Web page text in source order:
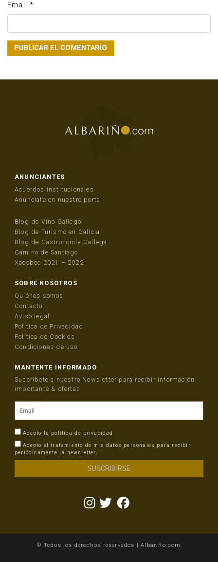
Email *
ANUNCIANTES
Acuerdos Institucionales
Anúnciate en nuestro portal
Blog de Vino Gallego
Blog de Turismo en Galicia
Blog de Gastronomía Gallega
Camino de Santiago
Xacobeo 2021 – 2022
SOBRE NOSOTROS
Quiénes somos
Contacto
Aviso legal
Política de Privacidad
Política de Cookies
Condiciones de uso
MANTENTE INFORMADO
Suscríbete a nuestro Newsletter para recibir información
importante & ofertas
Acepto la política de privacidad
Acepto el tratamiento de mis datos personales para recibir
periódicamente la newsletter.
© Todos los derechos reservados | Albariño.com